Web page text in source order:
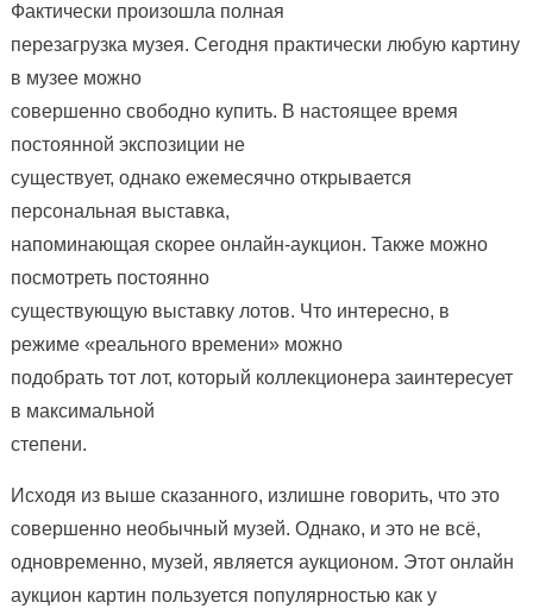
Фактически произошла полная
перезагрузка музея. Сегодня практически любую картину
в музее можно
совершенно свободно купить. В настоящее время
постоянной экспозиции не
существует, однако ежемесячно открывается
персональная выставка,
напоминающая скорее онлайн-аукцион. Также можно
посмотреть постоянно
существующую выставку лотов. Что интересно, в
режиме «реального времени» можно
подобрать тот лот, который коллекционера заинтересует
в максимальной
степени.
Исходя из выше сказанного, излишне говорить, что это
совершенно необычный музей. Однако, и это не всё,
одновременно, музей, является аукционом. Этот онлайн
аукцион картин пользуется популярностью как у